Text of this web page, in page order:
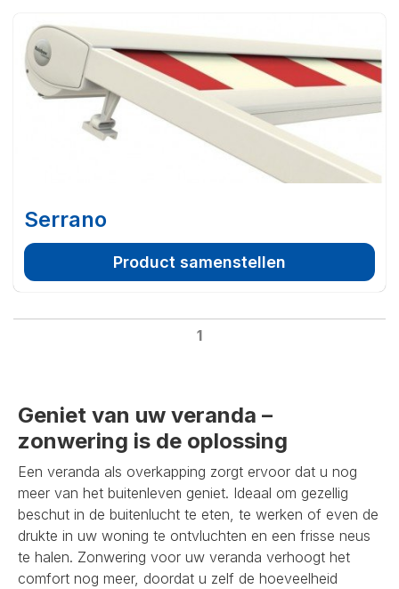
Serrano
Product samenstellen
1
Geniet van uw veranda –
zonwering is de oplossing
Een veranda als overkapping zorgt ervoor dat u nog
meer van het buitenleven geniet. Ideaal om gezellig
beschut in de buitenlucht te eten, te werken of even de
drukte in uw woning te ontvluchten en een frisse neus
te halen. Zonwering voor uw veranda verhoogt het
comfort nog meer, doordat u zelf de hoeveelheid